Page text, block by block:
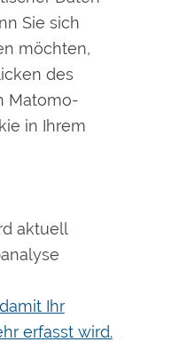
Sie sich
möchten,
des
Matomo-
in Ihrem
aktuell
Ihr
erfasst wird.